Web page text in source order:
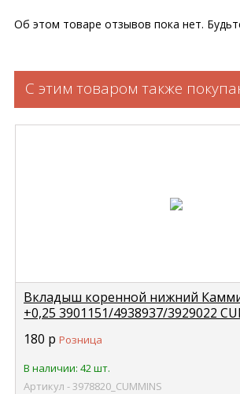
Об этом товаре отзывов пока нет.
С этим товаром также
Вкладыш коренной нижний
+0,25 3901151/4938937/3929022
180 р Розница
В наличии: 42 шт.
Артикул - 3978820_CUMMINS